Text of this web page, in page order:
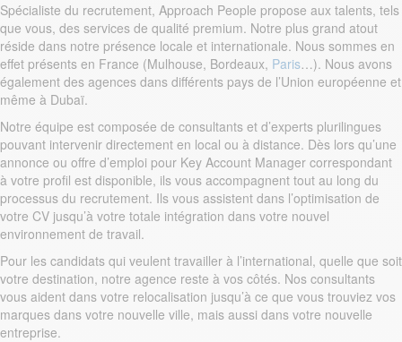
Spécialiste du recrutement, Approach People propose aux talents, tels
que vous, des services de qualité premium. Notre plus grand atout
réside dans notre présence locale et internationale. Nous sommes en
effet présents en France (Mulhouse, Bordeaux, Paris…). Nous avons
également des agences dans différents pays de l’Union européenne et
même à Dubaï.
Notre équipe est composée de consultants et d’experts plurilingues
pouvant intervenir directement en local ou à distance. Dès lors qu’une
annonce ou offre d’emploi pour Key Account Manager correspondant
à votre profil est disponible, ils vous accompagnent tout au long du
processus du recrutement. Ils vous assistent dans l’optimisation de
votre CV jusqu’à votre totale intégration dans votre nouvel
environnement de travail.
Pour les candidats qui veulent travailler à l’international, quelle que soit
votre destination, notre agence reste à vos côtés. Nos consultants
vous aident dans votre relocalisation jusqu’à ce que vous trouviez vos
marques dans votre nouvelle ville, mais aussi dans votre nouvelle
entreprise.